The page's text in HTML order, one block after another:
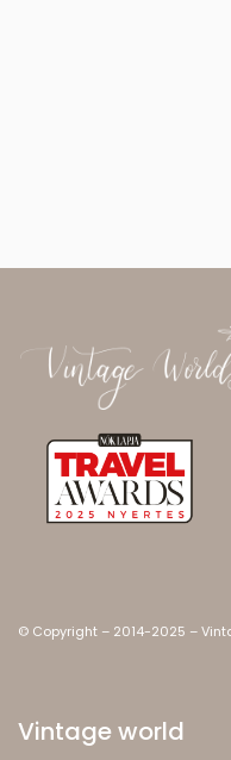
© Copyright – 2014-2025 –
Vintage world